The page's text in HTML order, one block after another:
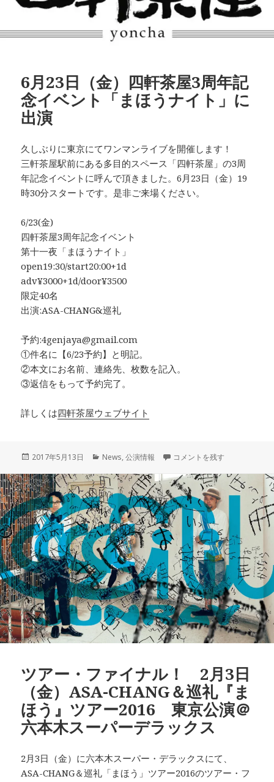
6月23日（金）四軒茶屋3周年記
念イベント「まほうナイト」に
出演
久しぶりに東京にてワンマンライブを開催します！
三軒茶屋駅前にある多目的スペース「四軒茶屋」の3周
年記念イベントに呼んで頂きました。6月23日（金）19
時30分スタートです。是非ご来場ください。
6/23(金)
四軒茶屋3周年記念イベント
第十一夜「まほうナイト」
open19:30/start20:00+1d
adv¥3000+1d/door¥3500
限定40名
出演:ASA-CHANG&巡礼
予約:4genjaya@gmail.com
①件名に【6/23予約】と明記。
②本文にお名前、連絡先、枚数を記入。
③返信をもって予約完了。
詳しくは四軒茶屋ウェブサイト
投
日:
2017年5月13日
カ
ゴ
リ
ー
News,公演情報 6月23日（金）四軒茶屋3周
コメントを残す
ツアー・ファイナル！ 2月3日
（金）ASA-CHANG＆巡礼『ま
ほう』ツアー2016 東京公演＠
六本木スーパーデラックス
2月3日（金）に六本木スーパー・デラックスにて、
ASA-CHANG＆巡礼「まほう」ツアー2016のツアー・フ